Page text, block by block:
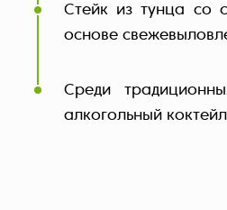
Стейк из тунца со
основе
Среди
алкогольный